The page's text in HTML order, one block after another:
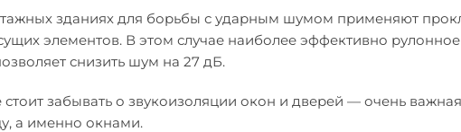
зданиях для борьбы с ударным шумом применяют
элементов. В этом случае наиболее эффективно
снизить шум на 27 дБ.
стоит забывать о звукоизоляции окон и дверей — очень
а именно окнами.